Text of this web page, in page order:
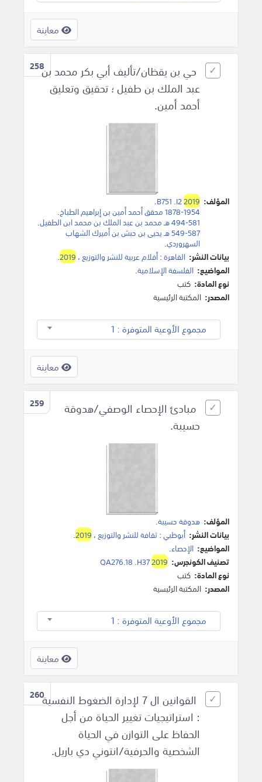
معاينة
258حي بن يقظان/تأليف أبي بكر محمد بن
عبد الملك بن طفيل ؛ تحقيق وتعليق
أحمد أمين.
المؤلف: B751 .I22019
.
1878-1954 محقق أحمد أمين بن إبراهيم الطباخ .
494-581 هـ محمد بن عبد الملك بن محمد ابن الطفيل .
549-587 هـ يحيى بن حبش بن أميرك الشهاب
السهروردي.
بيانات النشر: القاهرة:أقلام عربية للنشر والتوزيع،2019
.
المواضيع: الفلسفة الإسلامية.
نوع المادة: كتب
المصدر: المكتبة الرئيسية
مجموع الأوعية المتوفرة : 1
معاينة
259
مبادئ الإحصاء الوصفي/هدوقة
حسيبة.
المؤلف: هدوقة حسيبة.
بيانات النشر: أبوظبي:ثقافة للنشر والتوزيع،2019
.
المواضيع: الإحصاء.
تصنيف الكونجرس:
QA276.18 .H372019
نوع المادة: كتب
المصدر: المكتبة الرئيسية
مجموع الأوعية المتوفرة : 1
معاينة
260القوانين ال 7 لإدارة الضغوط النفسية
: استراتيجيات تغيير الحياة من أجل
الحفاظ على التوازن في الحياة
الشخصية والحرفية/انتوني دي باريل.